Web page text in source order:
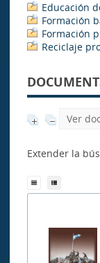
Educación
Formación
Formación
Reciclaje
Ver
Extender la